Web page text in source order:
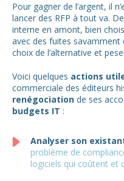
Pour gagner de l’argent, il
lancer des RFP à tout va.
interne en amont, bien
avec des fuites savamment
choix de l’alternative et
Voici quelques actions
commerciale des éditeurs
renégociation de ses
budgets IT :
Analyser son
problème de
logiciels qui coûtent et